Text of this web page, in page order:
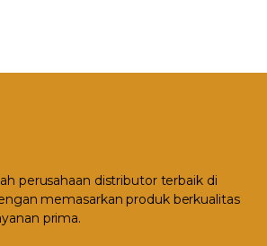
perusahaan distributor terbaik di
memasarkan produk berkualitas
prima.